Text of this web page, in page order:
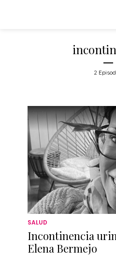
2
SALUD
Incontinencia
Elena Bermejo